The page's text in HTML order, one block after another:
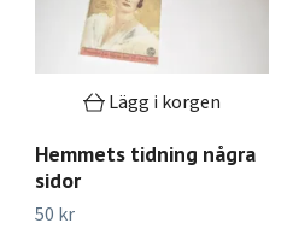
Lägg i korgen
Hemmets tidning några
sidor
50 kr